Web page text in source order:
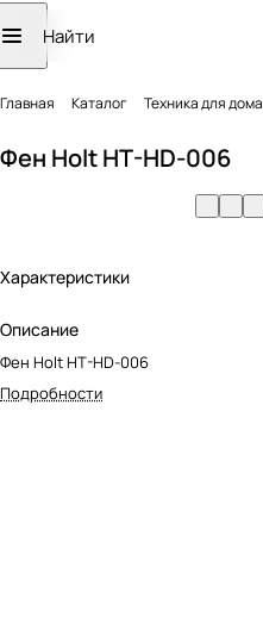
Главная Каталог Техника для дома
Фен Holt HT-HD-006
Характеристики
Описание
Фен Holt HT-HD-006
Подробности